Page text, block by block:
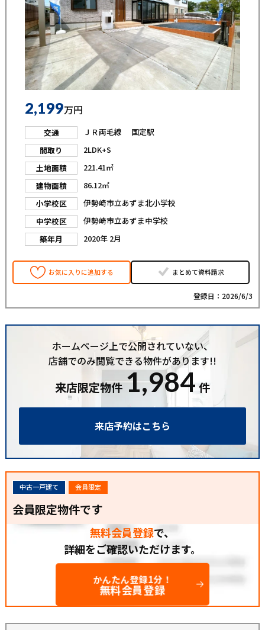
2,199万円
交通
ＪＲ両毛線 国定駅
間取り
2LDK+S
土地面積
221.41㎡
建物面積
86.12㎡
小学校区
伊勢崎市立あずま北小学校
中学校区
伊勢崎市立あずま中学校
築年月
2020年 2月
お気に入りに追加する まとめて資料請求
登録日：2026/6/3
ホームページ上で公開されていない、
店舗でのみ閲覧できる物件があります!!
来店限定物件 1,984 件
来店予約はこちら
中古一戸建て 会員限定
会員限定物件です
無料会員登録で、
詳細をご確認いただけます。
かんたん登録1分！
無料会員登録